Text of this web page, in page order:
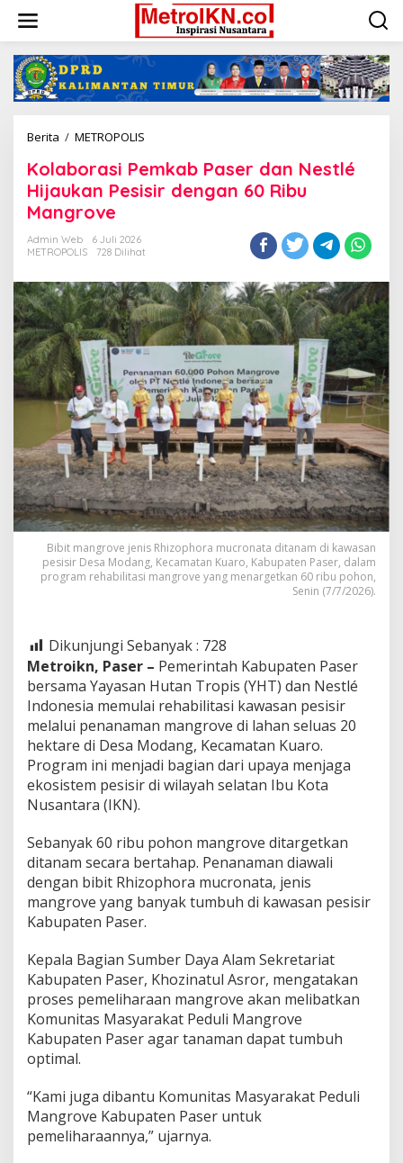
konten
Berita / METROPOLIS
Paser
dan
Nestlé
dengan
Ribu
Mangrove
Kolaborasi Pemkab Paser dan Nestlé
Hijaukan Pesisir dengan 60 Ribu
Mangrove
Admin Web
6 Juli 2026
METROPOLIS
728 Dilihat
Bibit mangrove jenis Rhizophora mucronata ditanam di kawasan
pesisir Desa Modang, Kecamatan Kuaro, Kabupaten Paser, dalam
program rehabilitasi mangrove yang menargetkan 60 ribu pohon,
Senin (7/7/2026).
Dikunjungi Sebanyak : 728
Metroikn, Paser – Pemerintah Kabupaten Paser
bersama Yayasan Hutan Tropis (YHT) dan Nestlé
Indonesia memulai rehabilitasi kawasan pesisir
melalui penanaman mangrove di lahan seluas 20
hektare di Desa Modang, Kecamatan Kuaro.
Program ini menjadi bagian dari upaya menjaga
ekosistem pesisir di wilayah selatan Ibu Kota
Nusantara (IKN).
Sebanyak 60 ribu pohon mangrove ditargetkan
ditanam secara bertahap. Penanaman diawali
dengan bibit Rhizophora mucronata, jenis
mangrove yang banyak tumbuh di kawasan pesisir
Kabupaten Paser.
Kepala Bagian Sumber Daya Alam Sekretariat
Kabupaten Paser, Khozinatul Asror, mengatakan
proses pemeliharaan mangrove akan melibatkan
Komunitas Masyarakat Peduli Mangrove
Kabupaten Paser agar tanaman dapat tumbuh
optimal.
“Kami juga dibantu Komunitas Masyarakat Peduli
Mangrove Kabupaten Paser untuk
pemeliharaannya,” ujarnya.